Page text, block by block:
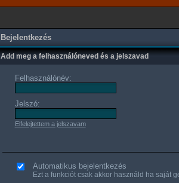
Bejelentkezés
Add meg a felhasználóneved és a jelszavad
Felhasználónév:
Jelszó:
Elfelejtettem a jelszavam
Automatikus bejelentkezés
Ezt a funkciót csak akkor használd ha saját